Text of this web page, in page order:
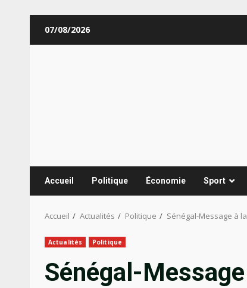
07/08/2026
Accueil Politique Économie Sport
Accueil Actualités Politique Sénégal-Message à
Actualités Politique
Sénégal-